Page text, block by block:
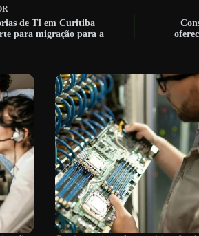
de TI em Curitiba
para migração para a